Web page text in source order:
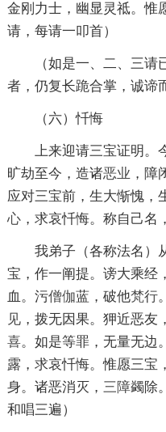
金刚力士，幽显灵祗。惟
请，每请一叩首）
（如是一、二、三请
者，仍复长跪合掌，诚谛
（六）忏悔
上来迎请三宝证明。
旷劫至今，造诸恶业 ，障
应对三宝前，生大惭愧，
心，求哀忏悔。称自己名
我弟子（各称法名）
宝，作一阐提。谤大乘经
血。污僧伽蓝，破他梵行
见，拨无因果。狎近恶友
喜。如是等罪，无量无边
露，求哀忏悔。惟愿三宝
身。诸恶消灭， 三障蠲除
和唱三遍）